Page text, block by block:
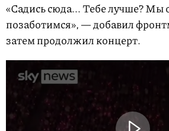
«Садись сюда... Тебе лучше? Мы
позаботимся», — добавил
затем продолжил концерт.